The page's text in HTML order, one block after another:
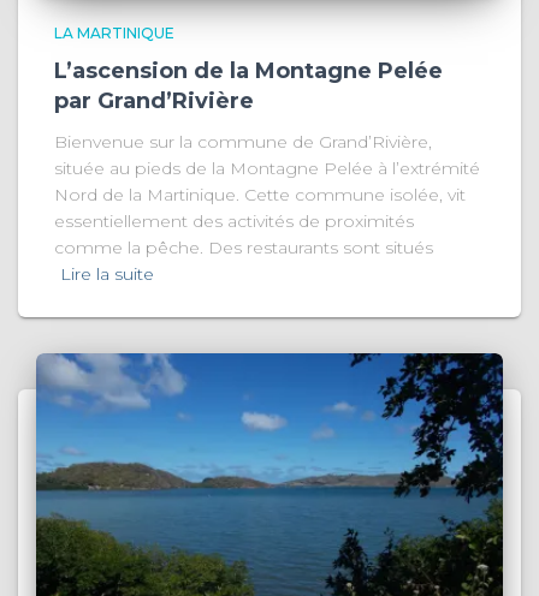
LA MARTINIQUE
L’ascension de la Montagne Pelée
par Grand’Rivière
Bienvenue sur la commune de Grand’Rivière,
située au pieds de la Montagne Pelée à l’extrémité
Nord de la Martinique. Cette commune isolée, vit
essentiellement des activités de proximités
comme la pêche. Des restaurants sont situés
Lire la suite